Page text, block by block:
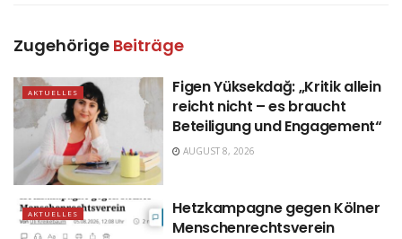
Zugehörige Beiträge
AKTUELLES
Figen Yüksekdağ: „Kritik allein
reicht nicht – es braucht
Beteiligung und Engagement“
AUGUST 8, 2026
AKTUELLES
Hetzkampagne gegen Kölner
Menschenrechtsverein